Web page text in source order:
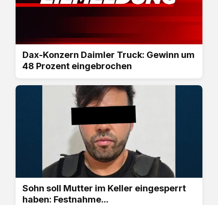
Dax-Konzern Daimler Truck: Gewinn um
48 Prozent eingebrochen
Sohn soll Mutter im Keller eingesperrt
haben: Festnahme...